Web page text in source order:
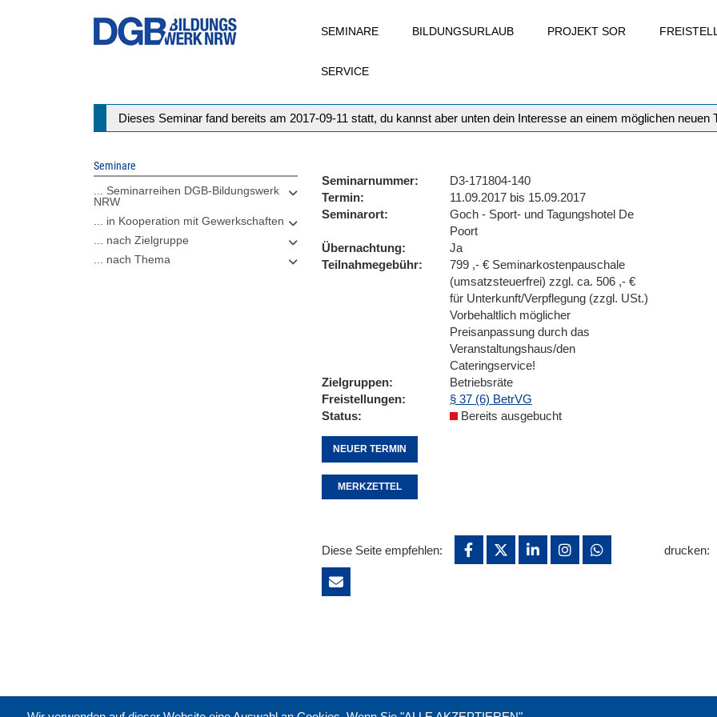
SEMINARE BILDUNGSURLAUB PROJEKT SOR
SERVICE
Statusmeldung
Dieses Seminar fand bereits am 2017-09-11 statt, du kannst aber unten dein Interesse an einem möglichen neuen
Seminare
... Seminarreihen DGB-Bildungswerk
NRW
... in Kooperation mit Gewerkschaften
... nach Zielgruppe
... nach Thema
Seminarnummer
D3-171804-140
Termin
11.09.2017 bis 15.09.2017
Seminarort
Goch - Sport- und Tagungshotel De
Poort
Übernachtung
Ja
Teilnahmegebühr
799 ,- € Seminarkostenpauschale
(umsatzsteuerfrei) zzgl. ca. 506 ,- €
für Unterkunft/Verpflegung (zzgl. USt.)
Vorbehaltlich möglicher
Preisanpassung durch das
Veranstaltungshaus/den
Cateringservice!
Zielgruppen
Betriebsräte
Freistellungen
§ 37 (6) BetrVG
Status
Bereits ausgebucht
NEUER TERMIN
MERKZETTEL
Diese Seite empfehlen: drucken: